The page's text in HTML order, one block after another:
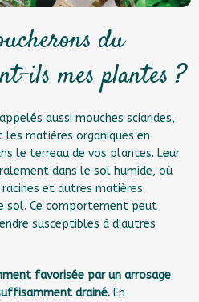
du
ils mes plantes ?
aussi mouches sciarides,
matières organiques en
le terreau de vos plantes. Leur
dans le sol humide, où
et autres matières
sol. Ce comportement peut
susceptibles à d'autres
favorisée par un arrosage
drainé. En